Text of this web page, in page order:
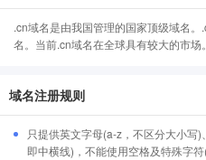
.cn域名是由我国管理的国家顶级域名
名。当前.cn域名在全球具有较大的市场。
域名注册规则
只提供英文字母(a-z，不区分大小写
即中横线)，不能使用空格及特殊字